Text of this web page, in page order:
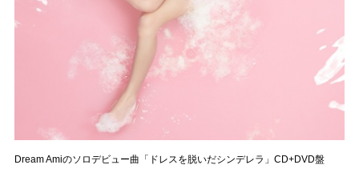
Dream Amiのソロデビュー曲「ドレスを脱いだシンデレラ」CD+DVD盤